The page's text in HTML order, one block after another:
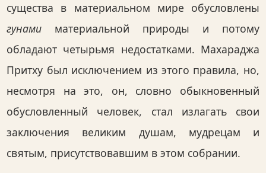
существа в материальном мире обусловлены
гунами материальной природы и потому
обладают четырьмя недостатками. Махараджа
Притху был исключением из этого правила, но,
несмотря на это, он, словно обыкновенный
обусловленный человек, стал излагать свои
заключения великим душам, мудрецам и
святым, присутствовавшим в этом собрании.